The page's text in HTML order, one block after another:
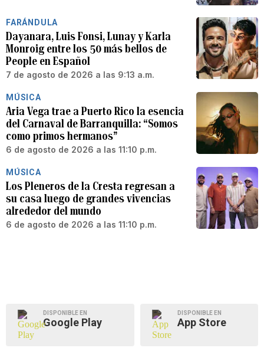
FARÁNDULA
Dayanara, Luis Fonsi, Lunay y Karla
Monroig entre los 50 más bellos de
People en Español
7 de agosto de 2026 a las 9:13 a.m.
MÚSICA
Aria Vega trae a Puerto Rico la esencia
del Carnaval de Barranquilla: “Somos
como primos hermanos”
6 de agosto de 2026 a las 11:10 p.m.
MÚSICA
Los Pleneros de la Cresta regresan a
su casa luego de grandes vivencias
alrededor del mundo
6 de agosto de 2026 a las 11:10 p.m.
DISPONIBLE EN
Google Play
DISPONIBLE EN
App Store